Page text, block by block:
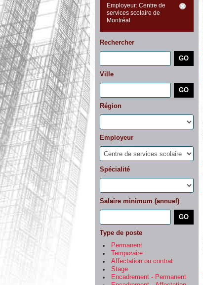
Employeur: Centre de
services scolaire de
Montréal
Rechercher
Ville
Région
Employeur
Spécialité
Salaire minimum (annuel)
Type de poste
Permanent
Temporaire
Affectation ou contrat
Stage
Encadrement - Permanent